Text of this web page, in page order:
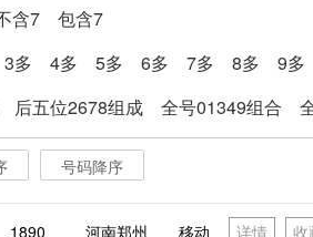
含7
包含7
3多 4多 5多 6多 7多 8多
9多
后五位2678组成 全号01349组合
号码降序
1890 河南郑州 移动 详情 收